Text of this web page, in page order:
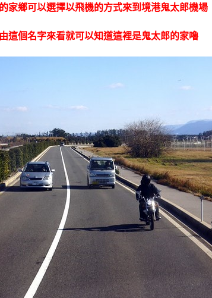
家鄉可以選擇以飛機的方式來到境港鬼太郎機場
這個名字來看就可以知道這裡是鬼太郎的家嚕